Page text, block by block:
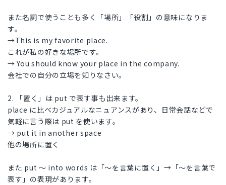
また名詞で使うことも多く「場所」「役割」の意味になりま
す。
→This is my favorite place.
これが私の好きな場所です。
→ You should know your place in the company.
会社での自分の立場を知りなさい。
2. 「置く」は put で表す事も出来ます。
place に比べカジュアルなニュアンスがあり、日常会話などで
気軽に言う際は put を使います。
→ put it in another space
他の場所に置く
また put ～ into words は「～を言葉に置く」→「～を言葉で
表す」の表現があります。